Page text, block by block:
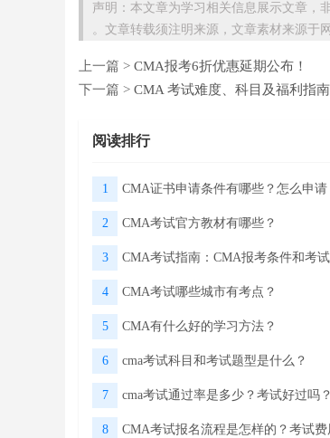
声明：本文章为学习相关信息展示文章，
。文章转载须注明来源，文章素材来源于
上一篇 > CMA报考6折优惠延期公布！
下一篇 > CMA 考试难度、科目及福利指南
阅读排行
1 CMA证书申请条件有哪些？怎么申请
2 CMA考试官方教材有哪些？
3 CMA考试指南：CMA报考条件和考
4 CMA考试哪些城市有考点？
5 CMA有什么好的学习方法？
6 cma考试科目和考试题型是什么？
7 cma考试通过率是多少？考试好过吗？
8 CMA考试报名流程是怎样的？考试费